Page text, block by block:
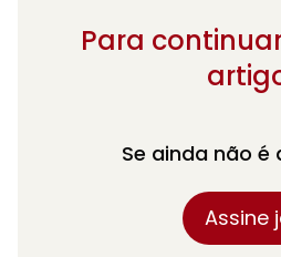
Para
Se ainda não é
Assine